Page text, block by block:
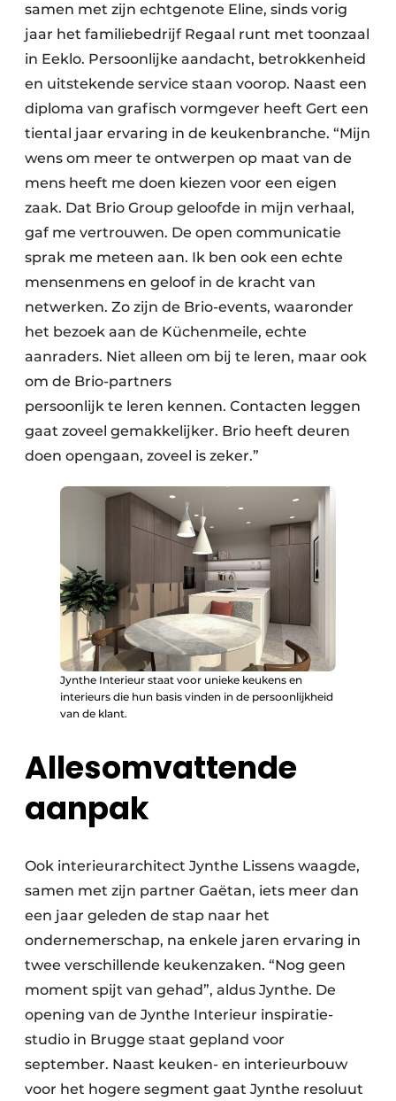
samen met zijn echtgenote Eline, sinds vorig
jaar het familiebedrijf Regaal runt met toonzaal
in Eeklo. Persoonlijke aandacht, betrokkenheid
en uitstekende service staan voorop. Naast een
diploma van grafisch vormgever heeft Gert een
tiental jaar ervaring in de keukenbranche. “Mijn
wens om meer te ontwerpen op maat van de
mens heeft me doen kiezen voor een eigen
zaak. Dat Brio Group geloofde in mijn verhaal,
gaf me vertrouwen. De open communicatie
sprak me meteen aan. Ik ben ook een echte
mensenmens en geloof in de kracht van
netwerken. Zo zijn de Brio-events, waaronder
het bezoek aan de Küchenmeile, echte
aanraders. Niet alleen om bij te leren, maar ook
om de Brio-partners
persoonlijk te leren kennen. Contacten leggen
gaat zoveel gemakkelijker. Brio heeft deuren
doen opengaan, zoveel is zeker.”
Jynthe Interieur staat voor unieke keukens en
interieurs die hun basis vinden in de persoonlijkheid
van de klant.
Allesomvattende
aanpak
Ook interieurarchitect Jynthe Lissens waagde,
samen met zijn partner Gaëtan, iets meer dan
een jaar geleden de stap naar het
ondernemerschap, na enkele jaren ervaring in
twee verschillende keukenzaken. “Nog geen
moment spijt van gehad”, aldus Jynthe. De
opening van de Jynthe Interieur inspiratie­
studio in Brugge staat gepland voor
september. Naast keuken- en interieurbouw
voor het hogere segment gaat Jynthe resoluut